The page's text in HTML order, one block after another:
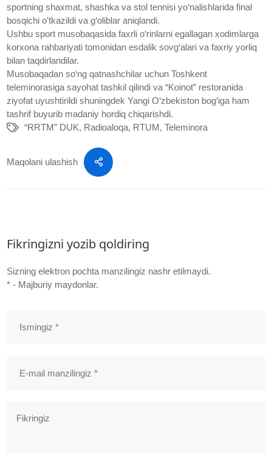
sportning shaxmat, shashka va stol tennisi yo‘nalishlarida final
bosqichi o’tkazildi va g‘oliblar aniqlandi.
Ushbu sport musobaqasida faxrli o‘rinlarni egallagan xodimlarga
korxona rahbariyati tomonidan esdalik sovg‘alari va faxriy yorliq
bilan taqdirlandilar.
Musobaqadan so‘ng qatnashchilar uchun Toshkent
teleminorasiga sayohat tashkil qilindi va “Koinot” restoranida
ziyofat uyushtirildi shuningdek Yangi O‘zbekiston bog‘iga ham
tashrif buyurib madaniy hordiq chiqarishdi.
“RRTM” DUK, Radioaloqa, RTUM,Teleminora
Maqolani ulashish
Fikringizni yozib qoldiring
Sizning elektron pochta manzilingiz nashr etilmaydi.
* - Majburiy maydonlar.